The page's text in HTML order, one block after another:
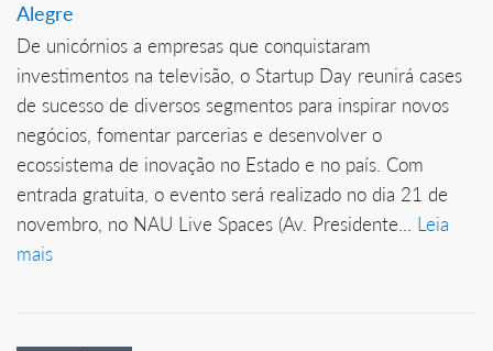
Alegre
De unicórnios a empresas que conquistaram
investimentos na televisão, o Startup Day reunirá cases
de sucesso de diversos segmentos para inspirar novos
negócios, fomentar parcerias e desenvolver o
ecossistema de inovação no Estado e no país. Com
entrada gratuita, o evento será realizado no dia 21 de
novembro, no NAU Live Spaces (Av. Presidente... Leia
mais